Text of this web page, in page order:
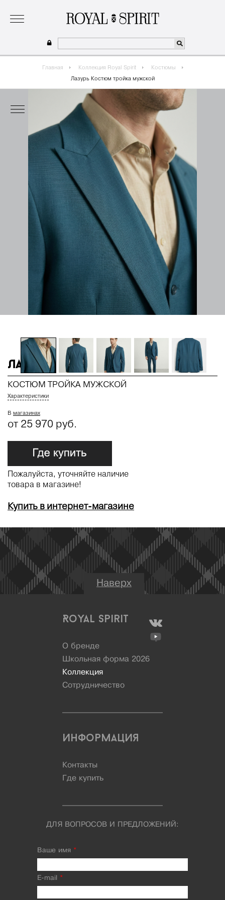
сотрудничество где купить
Главная Коллекция Royal Spirit
Костюмы
Лазурь Костюм тройка мужской
Лазурь
КОСТЮМ ТРОЙКА МУЖСКОЙ
Характеристики
В магазинах
от 25 970 руб.
Пожалуйста, уточняйте наличие
товара в магазине!
Купить в интернет-магазине
Наверх
Royal Spirit
О бренде
Школьная форма 2026
Коллекция
Сотрудничество
Информация
Контакты
Где купить
ДЛЯ ВОПРОСОВ И ПРЕДЛОЖЕНИЙ:
Ваше имя *
E-mail *